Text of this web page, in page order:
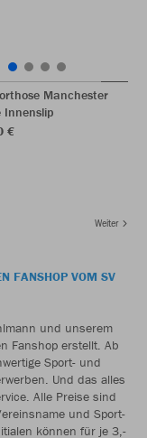
Manchester
Innenslip
€
Weiter
FANSHOP VOM SV
und unserem
Fanshop erstellt. Ab
Sport- und
Und das alles
Alle Preise sind
und Sport-
können für je 3,-